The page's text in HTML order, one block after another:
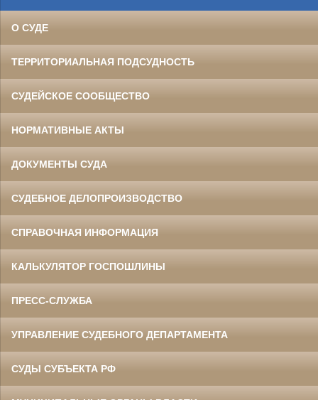
О СУДЕ
ТЕРРИТОРИАЛЬНАЯ ПОДСУДНОСТЬ
СУДЕЙСКОЕ СООБЩЕСТВО
НОРМАТИВНЫЕ АКТЫ
ДОКУМЕНТЫ СУДА
СУДЕБНОЕ ДЕЛОПРОИЗВОДСТВО
СПРАВОЧНАЯ ИНФОРМАЦИЯ
КАЛЬКУЛЯТОР ГОСПОШЛИНЫ
ПРЕСС-СЛУЖБА
УПРАВЛЕНИЕ СУДЕБНОГО ДЕПАРТАМЕНТА
СУДЫ СУБЪЕКТА РФ